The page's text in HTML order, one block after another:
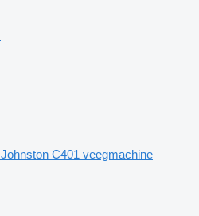
Johnston C401 veegmachine